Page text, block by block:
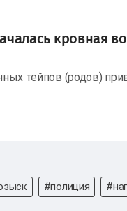
кровная
тейпов (родов)
#полиция